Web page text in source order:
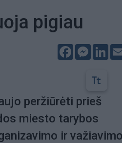
pigiau
Facebook
peržiūrėti prieš
miesto tarybos
ir